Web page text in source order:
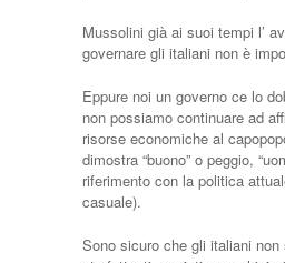
Mussolini già ai suoi tempi l’
governare gli italiani non è
Eppure noi un governo ce lo
non possiamo continuare ad
risorse economiche al
dimostra “buono” o peggio,
riferimento con la politica
casuale).
Sono sicuro che gli italiani